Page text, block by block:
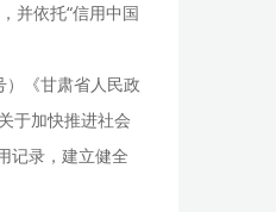
并依托“信用中国
）《甘肃省人民政
于加快推进社会
记录，建立健全